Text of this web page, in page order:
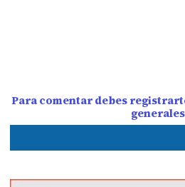
Para comentar debes